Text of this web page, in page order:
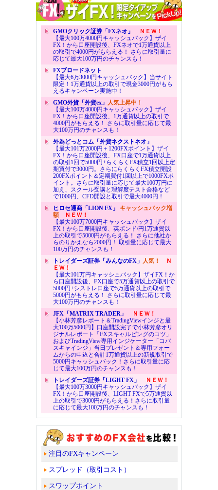
GMOクリック証券「FXネオ」
ＮＥＷ！
【最大100万4000円キャッシュバック】ザイ
FX！から口座開設後、FXネオで1万通貨以上
の取引で4000円がもらえる！ さらに取引量に
応じて最大100万円のチャンスも！
FXブロードネット
【最大6万3000円キャッシュバック】当サイト
限定！1万通貨以上の取引で現金3000円がもら
えるキャンペーン実施中！
GMO外貨「外貨ex」 人気上昇中！
【最大100万4000円キャッシュバック】ザイ
FX！から口座開設後、1万通貨以上の取引で
4000円がもらえる！ さらに取引量に応じて最
大100万円のチャンスも！
外為どっとコム「外貨ネクストネオ」
【最大101万2000円＋1200FXポイント】ザイ
FX！から口座開設後、FX口座で1万通貨以上
の取引1回で5000円+らくらくFX積立1回以上定
期買付で3000円。さらにらくらくFX積立開設
200FXポイント＆定期買付1回以上で1000FXポ
イント。さらに取引量に応じて最大100万円に
加え、スクール受講と理解度テスト合格など
で1000円、CFD開設と取引で最大4000円！
ヒロセ通商「LION FX」 キャッシュバック増
額ＮＥＷ！
【最大100万7000円キャッシュバック】ザイ
FX！から口座開設後、英ポンド/円1万通貨以
上の取引で5000円がもらえる！ さらに他社か
らのりかえなら2000円！ 取引量に応じて最大
100万円のチャンスも！
トレイダーズ証券「みんなのFX」 人気！
Ｎ
ＥＷ！
【最大101万円キャッシュバック】ザイFX！か
ら口座開設後、FX口座で5万通貨以上の取引で
5000円+シストレ口座で5万通貨以上の取引で
5000円がもらえる！ さらに取引量に応じて最
大100万円のチャンスも！
JFX「MATRIX TRADER」
ＮＥＷ！
【小林芳彦レポート＆TradingViewインジと最
大100万5000円】口座開設完了で小林芳彦オリ
ジナルレポート「FXスキャルピングのコツ」
およびTradingView専用インジケーター「コバ
スキャインジ」当日プレゼント＆専用フォー
ムからの申込と合計1万通貨以上の新規取引で
5000円キャッシュバック！さらに取引量に応
じて最大100万円のチャンスも！
トレイダーズ証券「LIGHT FX」
ＮＥＷ！
【最大100万3000円キャッシュバック】ザイ
FX！から口座開設後、LIGHT FXで5万通貨以
上の取引で3000円がもらえる！さらに取引量
に応じて最大100万円のチャンスも！
注目のFXキャンペーン
スプレッド（取引コスト）
スワップポイント